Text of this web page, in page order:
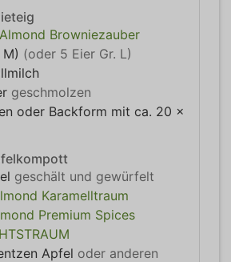
Browniezauber
M) (oder 5 Eier Gr. L)
geschmolzen
oder Backform mit ca. 20 x
geschält und gewürfelt
Karamelltraum
Premium Spices
Apfel oder anderen